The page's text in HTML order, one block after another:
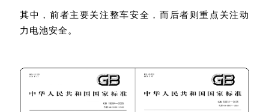
其中，前者主要关注整车安全，而后者则重点关注动
力电池安全。